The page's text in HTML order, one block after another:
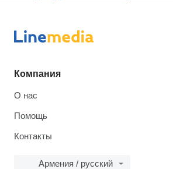
Компания
О нас
Помощь
Контакты
Армения / русский